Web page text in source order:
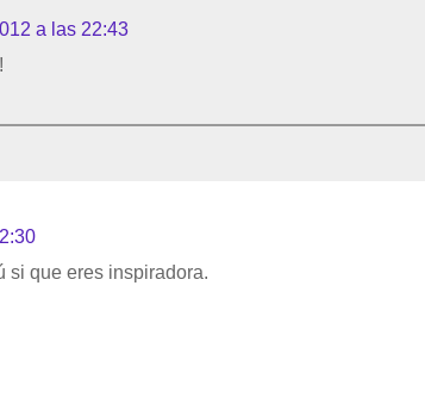
a las 22:43
si que eres inspiradora.